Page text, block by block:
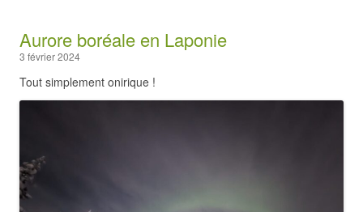
Aurore boréale en Laponie
3 février 2024
Tout simplement onirique !